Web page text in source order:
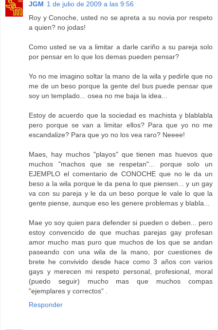
JGM 1 de julio de 2009 a las 9:56
Roy y Conoche, usted no se apreta a su novia por respeto
a quien? no jodas!
Como usted se va a limitar a darle cariño a su pareja solo
por pensar en lo que los demas pueden pensar?
Yo no me imagino soltar la mano de la wila y pedirle que no
me de un beso porque la gente del bus puede pensar que
soy un templado... osea no me baja la idea...
Estoy de acuerdo que la sociedad es machista y blablabla
pero porque se van a limitar ellos? Para que yo no me
escandalize? Para que yo no los vea raro? Neeee!
Maes, hay muchos "playos" que tienen mas huevos que
muchos "machos que se respetan"... porque solo un
EJEMPLO el comentario de CONOCHE que no le da un
beso a la wila porque le da pena lo que piensen... y un gay
va con su pareja y le da un beso porque le vale lo que la
gente piense, aunque eso les genere problemas y blabla...
Mae yo soy quien para defender si pueden o deben... pero
estoy convencido de que muchas parejas gay profesan
amor mucho mas puro que muchos de los que se andan
paseando con una wila de la mano, por cuestiones de
brete he convivido desde hace como 3 años con varios
gays y merecen mi respeto personal, profesional, moral
(puedo seguir) mucho mas que muchos compas
"ejemplares y correctos" .
Responder